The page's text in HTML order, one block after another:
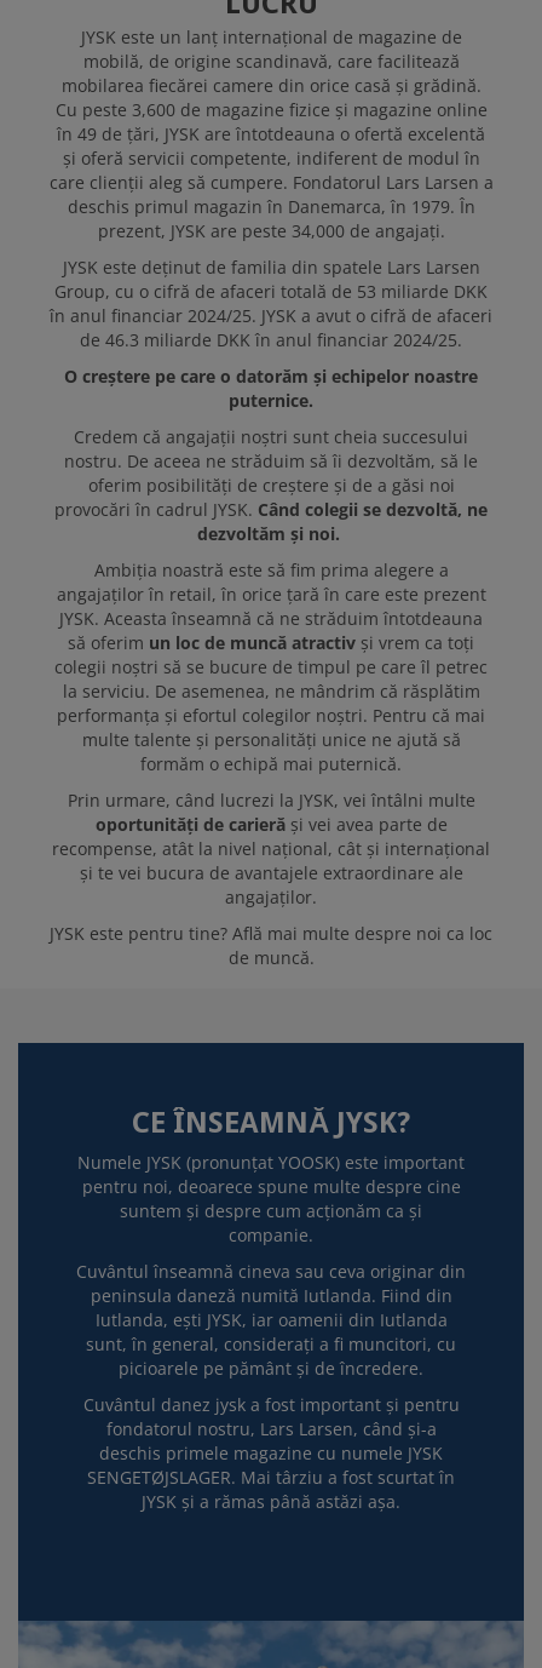
POSTURI DISPONIBILE
JYSK este un lanț internațional de magazine de
mobilă, de origine scandinavă, care facilitează
mobilarea fiecărei camere din orice casă și grădină.
Cu peste 3,600 de magazine fizice și magazine online
în 49 de țări, JYSK are întotdeauna o ofertă excelentă
și oferă servicii competente, indiferent de modul în
care clienții aleg să cumpere. Fondatorul Lars Larsen a
deschis primul magazin în Danemarca, în 1979. În
prezent, JYSK are peste 34,000 de angajați.
JYSK este deținut de familia din spatele Lars Larsen
Group, cu o cifră de afaceri totală de 53 miliarde DKK
în anul financiar 2024/25. JYSK a avut o cifră de afaceri
de 46.3 miliarde DKK în anul financiar 2024/25.
O creștere pe care o datorăm și echipelor noastre
puternice.
Credem că angajații noștri sunt cheia succesului
nostru. De aceea ne străduim să îi dezvoltăm, să le
oferim posibilități de creștere și de a găsi noi
provocări în cadrul JYSK. Când colegii se dezvoltă, ne
dezvoltăm și noi.
Ambiția noastră este să fim prima alegere a
angajaților în retail, în orice țară în care este prezent
JYSK. Aceasta înseamnă că ne străduim întotdeauna
să oferim un loc de muncă atractiv și vrem ca toți
colegii noștri să se bucure de timpul pe care îl petrec
la serviciu. De asemenea, ne mândrim că răsplătim
performanța și efortul colegilor noștri. Pentru că mai
multe talente și personalități unice ne ajută să
formăm o echipă mai puternică.
Prin urmare, când lucrezi la JYSK, vei întâlni multe
oportunități de carierăși vei avea parte de
recompense, atât la nivel național, cât și internațional
și te vei bucura de avantajele extraordinare ale
angajaților.
JYSK este pentru tine? Află mai multe despre noi ca loc
de muncă.
CE ÎNSEAMNĂ JYSK?
Numele JYSK (pronunțat YOOSK) este important
pentru noi, deoarece spune multe despre cine
suntem și despre cum acționăm ca și
companie.
Cuvântul înseamnă cineva sau ceva originar din
peninsula daneză numită Iutlanda. Fiind din
Iutlanda, ești JYSK, iar oamenii din Iutlanda
sunt, în general, considerați a fi muncitori, cu
picioarele pe pământ și de încredere.
Cuvântul danez jysk a fost important și pentru
fondatorul nostru, Lars Larsen, când și-a
deschis primele magazine cu numele JYSK
SENGETØJSLAGER. Mai târziu a fost scurtat în
JYSK și a rămas până astăzi așa.